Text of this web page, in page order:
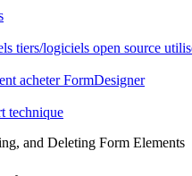
tiers/logiciels open source
acheter FormDesigner
technique
and Deleting Form Elements